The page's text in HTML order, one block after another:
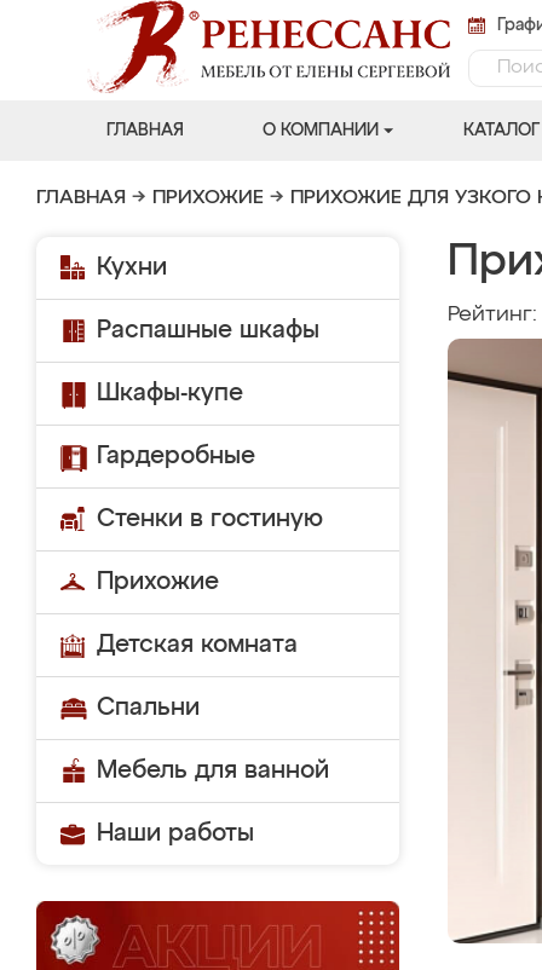
ГЛАВНАЯ О КОМПАНИИ КАТАЛОГ
ГЛАВНАЯ → ПРИХОЖИЕ → ПРИХОЖИЕ ДЛЯ УЗКОГО
Кухни
Распашные шкафы
Шкафы-купе
Гардеробные
Стенки в гостиную
Прихожие
Детская комната
Спальни
Мебель для ванной
Наши работы
Рейтинг: